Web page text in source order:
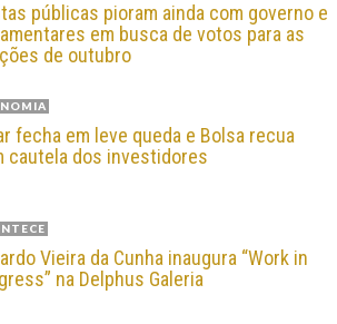
públicas pioram ainda com governo e
em busca de votos para as
de outubro
fecha em leve queda e Bolsa recua
cautela dos investidores
Vieira da Cunha inaugura “Work in
na Delphus Galeria